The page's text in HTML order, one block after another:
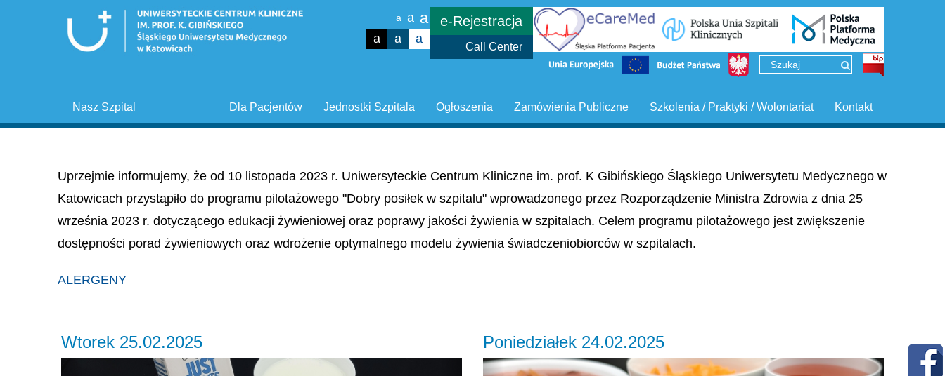
a a a
a a a
e-Rejestracja
Call Center
Kontakt
Szkolenia / Praktyki / Wolontariat
Zamówienia Publiczne
Ogłoszenia
Jednostki Szpitala
Dla Pacjentów
Nasz Szpital
Uprzejmie informujemy, że od 10 listopada 2023 r. Uniwersyteckie Centrum Kliniczne im. prof. K Gibińskiego Śląskiego Uniwersytetu Medycznego w
Katowicach przystąpiło do programu pilotażowego "Dobry posiłek w szpitalu" wprowadzonego przez Rozporządzenie Ministra Zdrowia z dnia 25
września 2023 r. dotyczącego edukacji żywieniowej oraz poprawy jakości żywienia w szpitalach. Celem programu pilotażowego jest zwiększenie
dostępności porad żywieniowych oraz wdrożenie optymalnego modelu żywienia świadczeniobiorców w szpitalach.
ALERGENY
Wtorek 25.02.2025 Poniedziałek 24.02.2025
Previous Next